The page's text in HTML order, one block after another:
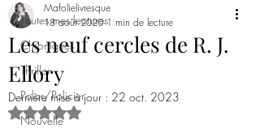
Toutes mes lectures
Chroniques
Thriller
Polar/Policier
Nouvelle
Les neuf cercles de R. J.
Ellory
Mafolielivresque
18 août 2020 1 min de lecture
Dernière mise à jour : 22 oct. 2023
Noté NaN étoiles sur 5.